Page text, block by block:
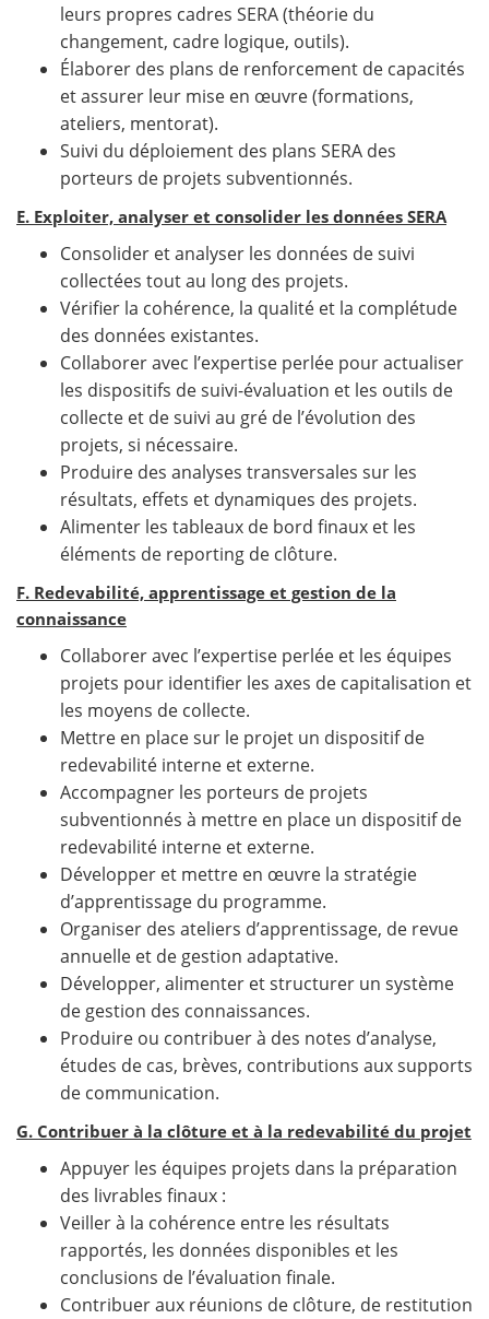
leurs propres cadres SERA (théorie du
changement, cadre logique, outils).
Élaborer des plans de renforcement de capacités
et assurer leur mise en œuvre (formations,
ateliers, mentorat).
Suivi du déploiement des plans SERA des
porteurs de projets subventionnés.
E. Exploiter, analyser et consolider les données SERA
Consolider et analyser les données de suivi
collectées tout au long des projets.
Vérifier la cohérence, la qualité et la complétude
des données existantes.
Collaborer avec l’expertise perlée pour actualiser
les dispositifs de suivi-évaluation et les outils de
collecte et de suivi au gré de l’évolution des
projets, si nécessaire.
Produire des analyses transversales sur les
résultats, effets et dynamiques des projets.
Alimenter les tableaux de bord finaux et les
éléments de reporting de clôture.
F. Redevabilité, apprentissage et gestion de la
connaissance
Collaborer avec l’expertise perlée et les équipes
projets pour identifier les axes de capitalisation et
les moyens de collecte.
Mettre en place sur le projet un dispositif de
redevabilité interne et externe.
Accompagner les porteurs de projets
subventionnés à mettre en place un dispositif de
redevabilité interne et externe.
Développer et mettre en œuvre la stratégie
d’apprentissage du programme.
Organiser des ateliers d’apprentissage, de revue
annuelle et de gestion adaptative.
Développer, alimenter et structurer un système
de gestion des connaissances.
Produire ou contribuer à des notes d’analyse,
études de cas, brèves, contributions aux supports
de communication.
G. Contribuer à la clôture et à la redevabilité du projet
Appuyer les équipes projets dans la préparation
des livrables finaux :
Veiller à la cohérence entre les résultats
rapportés, les données disponibles et les
conclusions de l’évaluation finale.
Contribuer aux réunions de clôture, de restitution